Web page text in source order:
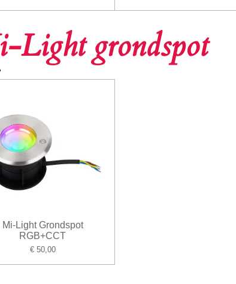
Light grondspot
Mi-Light Grondspot
RGB+CCT
€ 50,00